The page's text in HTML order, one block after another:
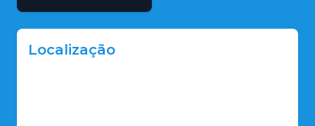
Localização